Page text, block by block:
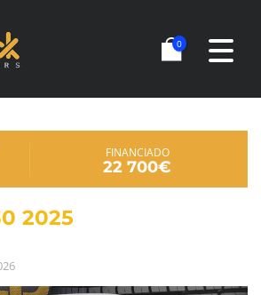
0
FINANCIADO
22 700€
2025